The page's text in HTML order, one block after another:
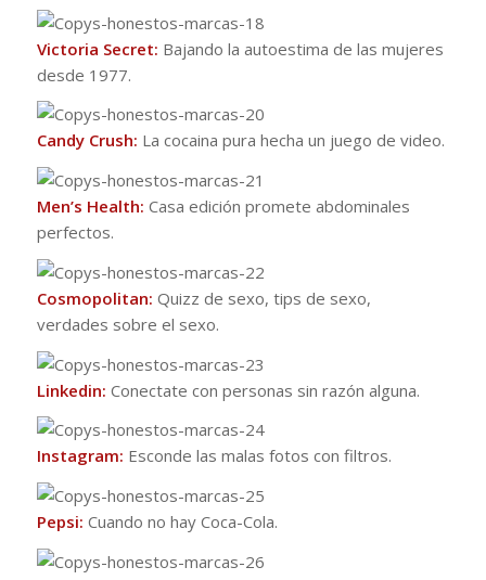
Victoria Secret: Bajando la autoestima de las mujeres
desde 1977.
Candy Crush: La cocaina pura hecha un juego de video.
Men’s Health: Casa edición promete abdominales
perfectos.
Cosmopolitan: Quizz de sexo, tips de sexo,
verdades sobre el sexo.
Linkedin: Conectate con personas sin razón alguna.
Instagram: Esconde las malas fotos con filtros.
Pepsi: Cuando no hay Coca-Cola.